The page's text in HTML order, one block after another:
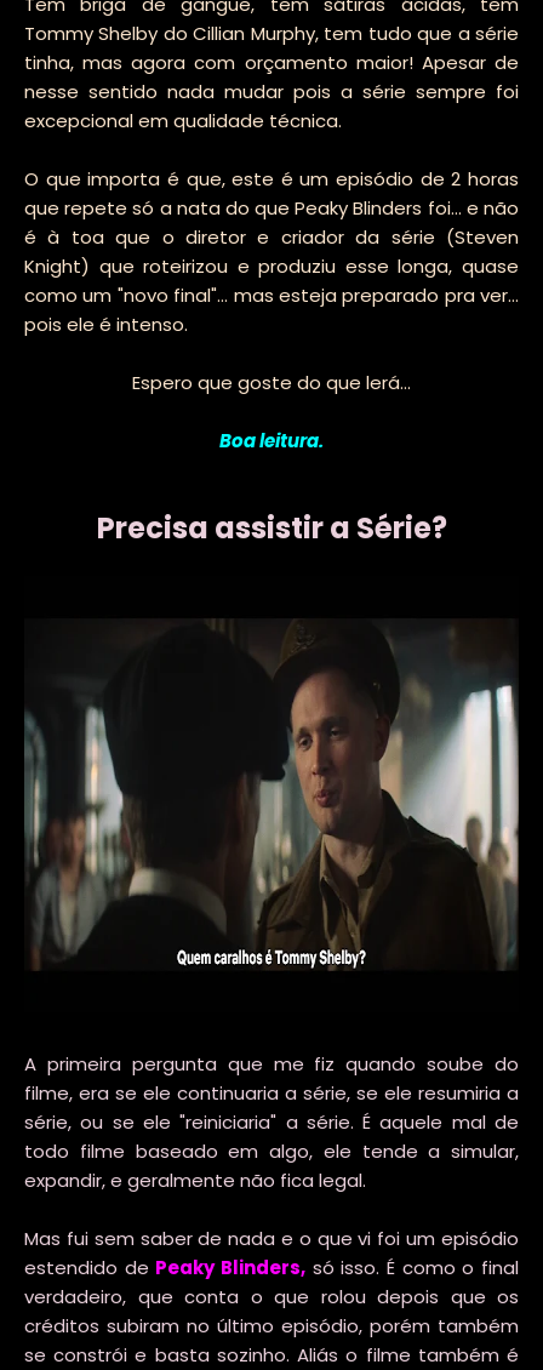
Tommy Shelby do Cillian Murphy, tem tudo que a série
tinha, mas agora com orçamento maior! Apesar de
nesse sentido nada mudar pois a série sempre foi
excepcional em qualidade técnica.
O que importa é que, este é um episódio de 2 horas
que repete só a nata do que Peaky Blinders foi... e não
é à toa que o diretor e criador da série (Steven
Knight) que roteirizou e produziu esse longa, quase
como um "novo final"... mas esteja preparado pra ver...
pois ele é intenso.
Espero que goste do que lerá...
Boa leitura.
Precisa assistir a Série?
A primeira pergunta que me fiz quando soube do
filme, era se ele continuaria a série, se ele resumiria a
série, ou se ele "reiniciaria" a série. É aquele mal de
todo filme baseado em algo, ele tende a simular,
expandir, e geralmente não fica legal.
Mas fui sem saber de nada e o que vi foi um episódio
estendido de Peaky Blinders, só isso. É como o final
verdadeiro, que conta o que rolou depois que os
créditos subiram no último episódio, porém também
se constrói e basta sozinho. Aliás o filme também é